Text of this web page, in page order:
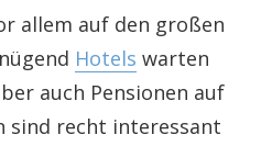
allem auf den großen
Hotels warten
auch Pensionen auf
sind recht interessant